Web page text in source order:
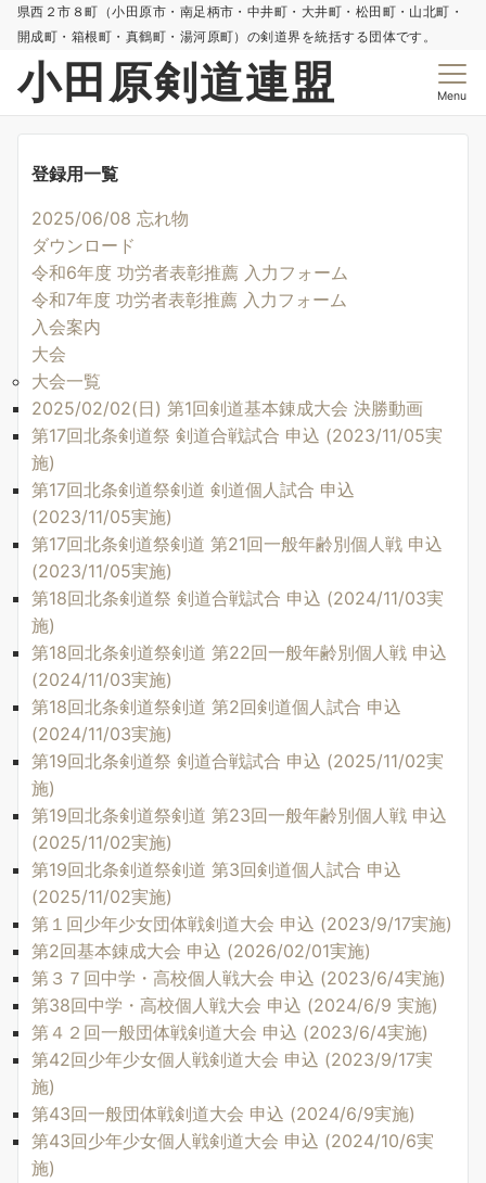
県西２市８町（小田原市・南足柄市・中井町・大井町・松田町・山北町・
開成町・箱根町・真鶴町・湯河原町）の剣道界を統括する団体です。
小田原剣道連盟 Menu
登録用一覧
2025/06/08 忘れ物
ダウンロード
令和6年度 功労者表彰推薦 入力フォーム
令和7年度 功労者表彰推薦 入力フォーム
入会案内
大会
大会一覧
2025/02/02(日) 第1回剣道基本錬成大会 決勝動画
第17回北条剣道祭 剣道合戦試合 申込 (2023/11/05実
施)
第17回北条剣道祭剣道 剣道個人試合 申込
(2023/11/05実施)
第17回北条剣道祭剣道 第21回一般年齢別個人戦 申込
(2023/11/05実施)
第18回北条剣道祭 剣道合戦試合 申込 (2024/11/03実
施)
第18回北条剣道祭剣道 第22回一般年齢別個人戦 申込
(2024/11/03実施)
第18回北条剣道祭剣道 第2回剣道個人試合 申込
(2024/11/03実施)
第19回北条剣道祭 剣道合戦試合 申込 (2025/11/02実
施)
第19回北条剣道祭剣道 第23回一般年齢別個人戦 申込
(2025/11/02実施)
第19回北条剣道祭剣道 第3回剣道個人試合 申込
(2025/11/02実施)
第１回少年少女団体戦剣道大会 申込 (2023/9/17実施)
第2回基本錬成大会 申込 (2026/02/01実施)
第３７回中学・高校個人戦大会 申込 (2023/6/4実施)
第38回中学・高校個人戦大会 申込 (2024/6/9 実施)
第４２回一般団体戦剣道大会 申込 (2023/6/4実施)
第42回少年少女個人戦剣道大会 申込 (2023/9/17実
施)
第43回一般団体戦剣道大会 申込 (2024/6/9実施)
第43回少年少女個人戦剣道大会 申込 (2024/10/6実
施)